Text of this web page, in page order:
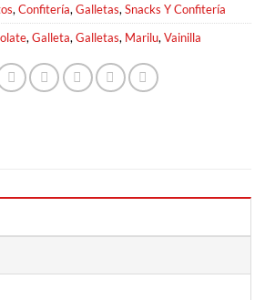
, Confitería, Galletas, Snacks Y Confitería
, Galleta, Galletas, Marilu, Vainilla